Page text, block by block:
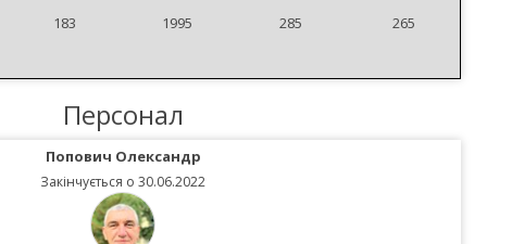
183 1995 285 265
Персонал
Попович Олександр
Закінчується о 30.06.2022